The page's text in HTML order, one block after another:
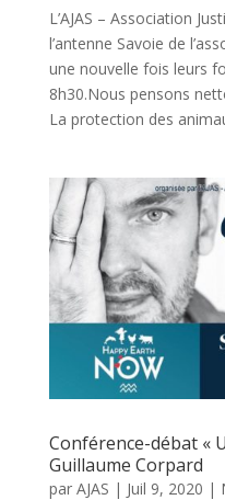
L’AJAS – Association
l’antenne Savoie de
une nouvelle fois leurs
8h30.Nous pensons
La protection des
Conférence-débat «
Guillaume Corpard
par AJAS | Juil 9, 2020 |